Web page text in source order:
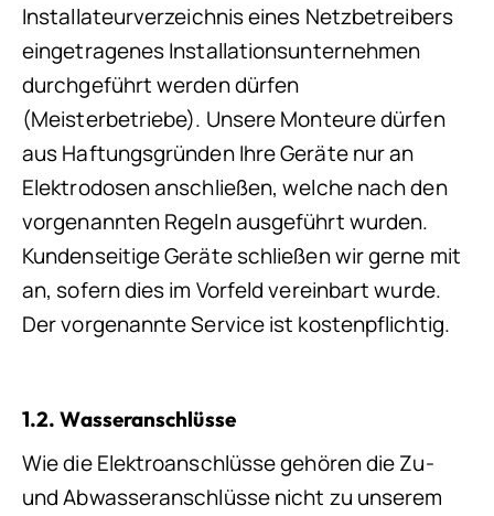
Installateurverzeichnis eines Netzbetreibers
eingetragenes Installationsunternehmen
durchgeführt werden dürfen
(Meisterbetriebe). Unsere Monteure dürfen
aus Haftungsgründen Ihre Geräte nur an
Elektrodosen anschließen, welche nach den
vorgenannten Regeln ausgeführt wurden.
Kundenseitige Geräte schließen wir gerne mit
an, sofern dies im Vorfeld vereinbart wurde.
Der vorgenannte Service ist kostenpflichtig.
1.2. Wasseranschlüsse
Wie die Elektroanschlüsse gehören die Zu-
und Abwasseranschlüsse nicht zu unserem